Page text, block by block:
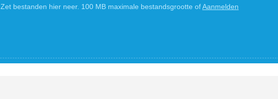
Zet bestanden hier neer. 100 MB maximale bestandsgrootte ofAanmelden